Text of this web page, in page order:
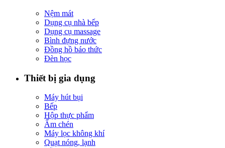
Nệm mát
Dụng cụ nhà bếp
Dụng cụ massage
Bình đựng nước
Đồng hồ báo thức
Đèn học
Thiết bị gia dụng
Máy hút bụi
Bếp
Hộp thực phẩm
Ấm chén
Máy lọc không khí
Quạt nóng, lạnh